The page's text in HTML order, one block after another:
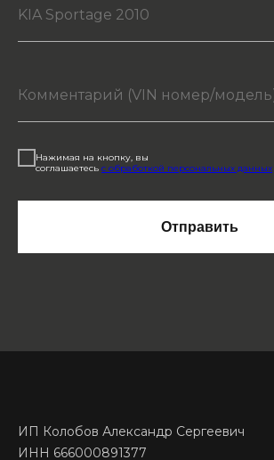
Нажимая на кнопку, вы
соглашаетесь с обработкой персональных данных
Отправить
ИП Колобов Александр Сергеевич
ИНН 666000891377